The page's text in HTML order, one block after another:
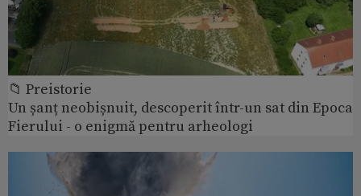
📁 Preistorie
Un șanț neobișnuit, descoperit într-un sat din Epoca
Fierului - o enigmă pentru arheologi